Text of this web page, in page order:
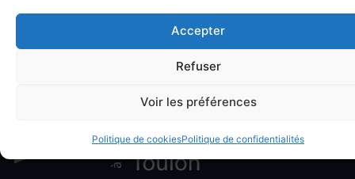
Accepter
Refuser
Voir les préférences
Politique de cookiesPolitique de confidentialités